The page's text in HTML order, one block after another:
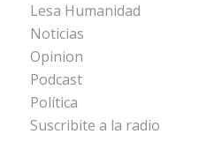
Lesa Humanidad
Noticias
Opinion
Podcast
Política
Suscribite a la radio